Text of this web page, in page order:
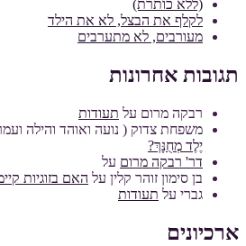
(ללא כותרת)
לקלף את הבצל, לא את הילד
מעורבים, לא מתערבים
תגובות אחרונות
רבקה מרום על תעודות
משפחת צדוק ( נועה ואוהד והילה
יֶלֶד מְחֻנָּךְ?
דר' רבקה מרום על
בן סימון זוהר קלין על האם בזוגיות
גברי על תעודות
ארכיונים